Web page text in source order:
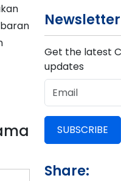
Newsletter
Get the latest
updates
SUBSCRIBE
Share: